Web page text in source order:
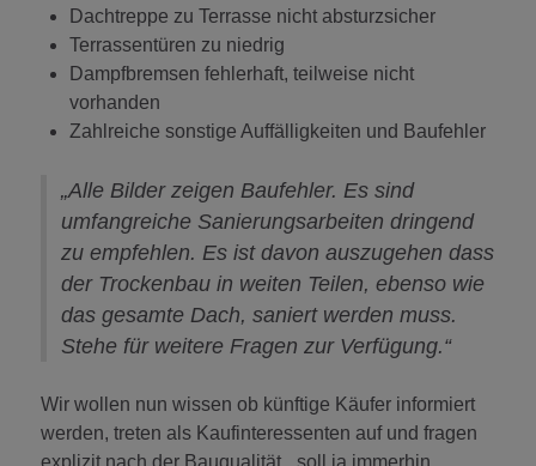
Dachtreppe zu Terrasse nicht absturzsicher
Terrassentüren zu niedrig
Dampfbremsen fehlerhaft, teilweise nicht
vorhanden
Zahlreiche sonstige Auffälligkeiten und Baufehler
„Alle Bilder zeigen Baufehler. Es sind
umfangreiche Sanierungsarbeiten dringend
zu empfehlen. Es ist davon auszugehen dass
der Trockenbau in weiten Teilen, ebenso wie
das gesamte Dach, saniert werden muss.
Stehe für weitere Fragen zur Verfügung.“
Wir wollen nun wissen ob künftige Käufer informiert
werden, treten als Kaufinteressenten auf und fragen
explizit nach der Bauqualität, „soll ja immerhin